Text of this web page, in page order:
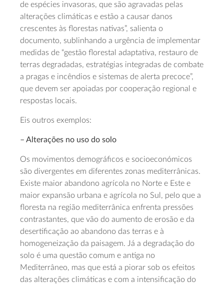
de espécies invasoras, que são agravadas pelas
alterações climáticas e estão a causar danos
crescentes às florestas nativas”, salienta o
documento, sublinhando a urgência de implementar
medidas de “gestão florestal adaptativa, restauro de
terras degradadas, estratégias integradas de combate
a pragas e incêndios e sistemas de alerta precoce”,
que devem ser apoiadas por cooperação regional e
respostas locais.
Eis outros exemplos:
– Alterações no uso do solo
Os movimentos demográficos e socioeconómicos
são divergentes em diferentes zonas mediterrânicas.
Existe maior abandono agrícola no Norte e Este e
maior expansão urbana e agrícola no Sul, pelo que a
floresta na região mediterrânica enfrenta pressões
contrastantes, que vão do aumento de erosão e da
desertificação ao abandono das terras e à
homogeneização da paisagem. Já a degradação do
solo é uma questão comum e antiga no
Mediterrâneo, mas que está a piorar sob os efeitos
das alterações climáticas e com a intensificação do